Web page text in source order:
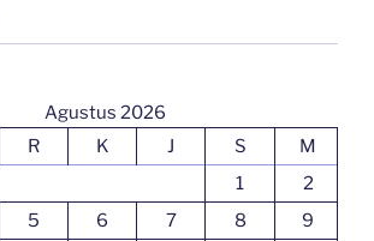
Agustus 2026
R K J S
M
1
2
5 6 7 8
9